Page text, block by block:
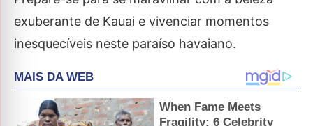
exuberante de Kauai e vivenciar momentos
inesquecíveis neste paraíso havaiano.